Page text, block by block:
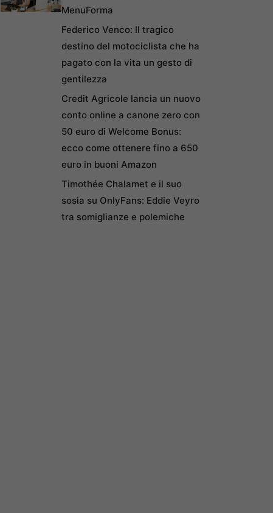
MenuForma
Federico Venco: Il tragico
destino del motociclista che ha
pagato con la vita un gesto di
gentilezza
Credit Agricole lancia un nuovo
conto online a canone zero con
50 euro di Welcome Bonus:
ecco come ottenere fino a 650
euro in buoni Amazon
Timothée Chalamet e il suo
sosia su OnlyFans: Eddie Veyro
tra somiglianze e polemiche